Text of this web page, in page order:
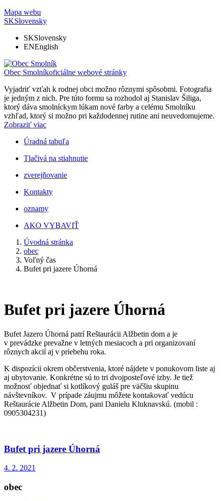
Mapa webu
SKSlovensky
SKSlovensky
ENEnglish
Obec Smolníkoficiálne webové stránky
Vyjadriť vzťah k rodnej obci možno rôznymi spôsobmi. Fotografia
je jedným z nich. Pre túto formu sa rozhodol aj Stanislav Šiliga,
ktorý dáva smolníckym lúkam nové farby a celému Smolníku
vzhľad, ktorý si možno pri každodennej rutine ani neuvedomujeme.
Zobraziť viac
Úradná tabuľa
Tlačivá na stiahnutie
zverejňovanie
Kontakty
oznamy
AKO VYBAVIŤ
Úvodná stránka
obec
Voľný čas
Bufet pri jazere Úhorná
Bufet pri jazere Úhorná
Bufet Jazero Úhorná patrí Reštaurácii Alžbetin dom a je
v prevádzke prevažne v letných mesiacoch a pri organizovaní
rôznych akcií aj v priebehu roka.
K dispozícii okrem občerstvenia, ktoré nájdete v ponukovom liste aj
aj ubytovanie. Konkrétne sú to tri dvojposteľové izby. Je tiež
možnosť objednať si kotlíkový guláš pre väčšiu skupinu
návštevníkov. V prípade záujmu môžete kontakovať vedúcu
Reštaurácie Alžbetin Dom, pani Danielu Kluknavskú. (mobil :
0905304231)
Bufet pri jazere Úhorná
4. 2. 2021
obec